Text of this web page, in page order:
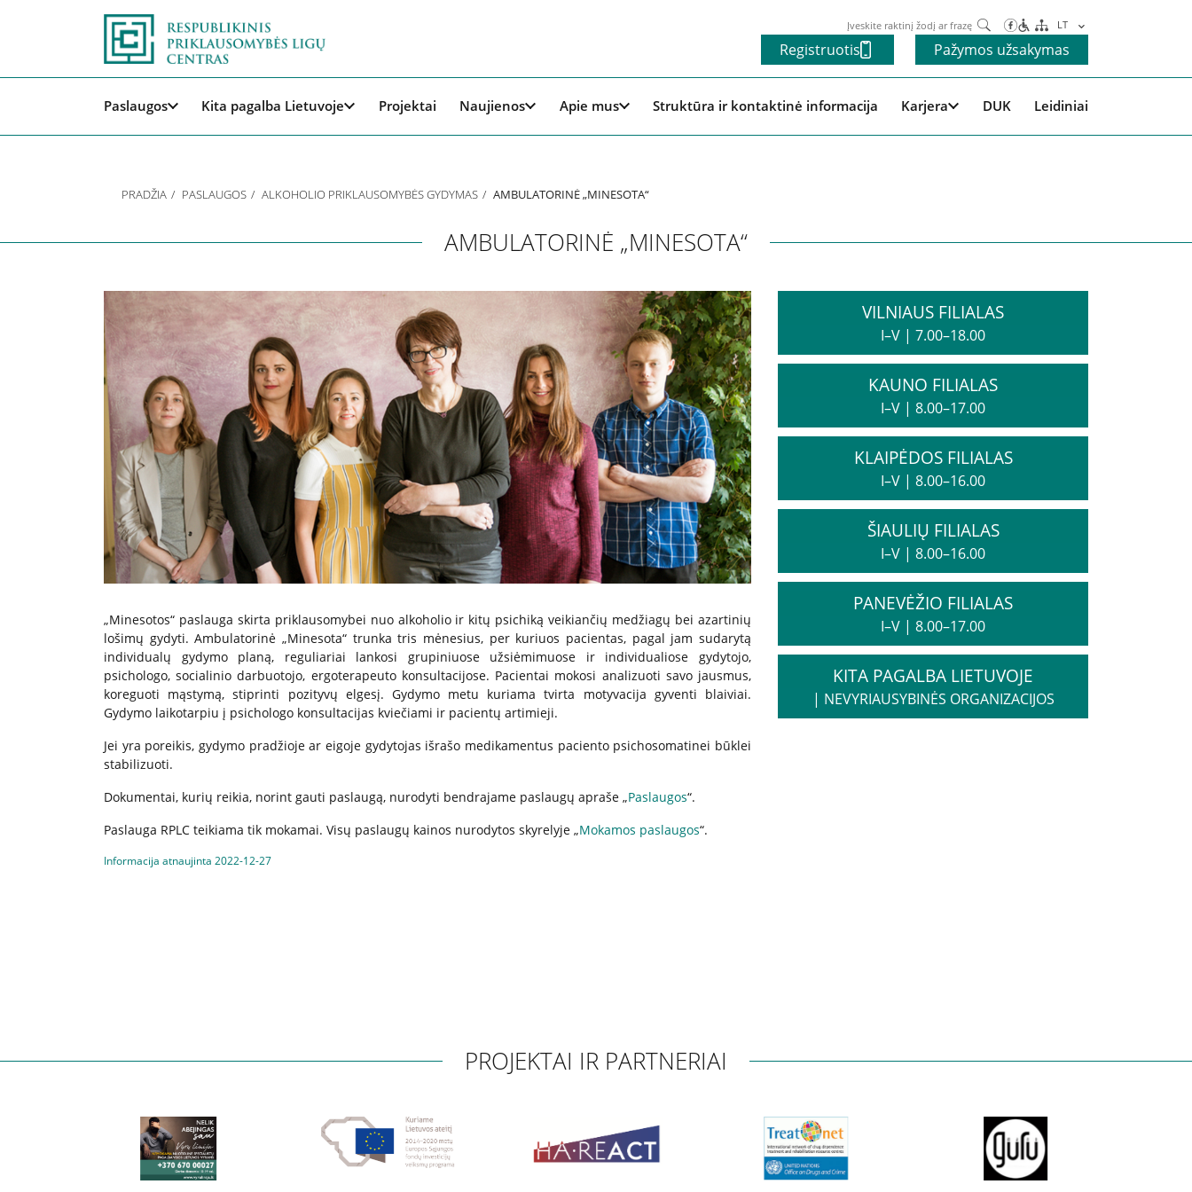
Paieška LT
Registruotis Pažymos užsakymas
Paslaugos Kita pagalba Lietuvoje Projektai Naujienos Apie mus Struktūra ir kontaktinė informacija Karjera DUK Leidiniai
PRADŽIA PASLAUGOS ALKOHOLIO PRIKLAUSOMYBĖS GYDYMAS AMBULATORINĖ „MINESOTA“
AMBULATORINĖ „MINESOTA“
„Minesotos“ paslauga skirta priklausomybei nuo alkoholio ir kitų psichiką veikiančių medžiagų bei azartinių
lošimų gydyti. Ambulatorinė „Minesota“ trunka tris mėnesius, per kuriuos pacientas, pagal jam sudarytą
individualų gydymo planą, reguliariai lankosi grupiniuose užsiėmimuose ir individualiose gydytojo,
psichologo, socialinio darbuotojo, ergoterapeuto konsultacijose. Pacientai mokosi analizuoti savo jausmus,
koreguoti mąstymą, stiprinti pozityvų elgesį. Gydymo metu kuriama tvirta motyvacija gyventi blaiviai.
Gydymo laikotarpiu į psichologo konsultacijas kviečiami ir pacientų artimieji.
Jei yra poreikis, gydymo pradžioje ar eigoje gydytojas išrašo medikamentus paciento psichosomatinei būklei
stabilizuoti.
Dokumentai, kurių reikia, norint gauti paslaugą, nurodyti bendrajame paslaugų apraše „Paslaugos“.
Paslauga RPLC teikiama tik mokamai. Visų paslaugų kainos nurodytos skyrelyje „Mokamos paslaugos“.
Informacija atnaujinta 2022-12-27
VILNIAUS FILIALAS
I–V | 7.00–18.00
KAUNO FILIALAS
I–V | 8.00–17.00
KLAIPĖDOS FILIALAS
I–V | 8.00–16.00
ŠIAULIŲ FILIALAS
I–V | 8.00–16.00
PANEVĖŽIO FILIALAS
I–V | 8.00–17.00
KITA PAGALBA LIETUVOJE
| NEVYRIAUSYBINĖS ORGANIZACIJOS
PROJEKTAI IR PARTNERIAI